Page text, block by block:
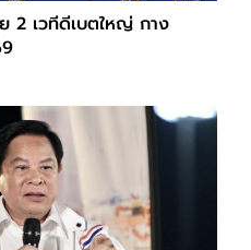
เวทีดีเบตใหญ่ กาง